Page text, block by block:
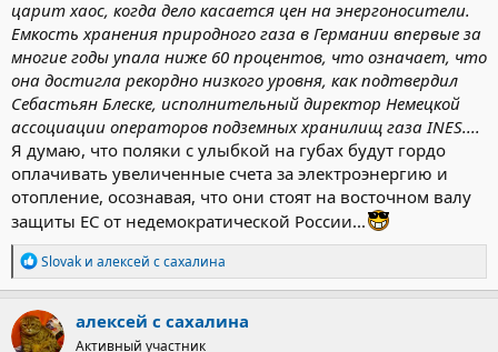
царит хаос, когда дело касается цен на энергоносители.
Емкость хранения природного газа в Германии впервые за
многие годы упала ниже 60 процентов, что означает, что
она достигла рекордно низкого уровня, как подтвердил
Себастьян Блеске, исполнительный директор Немецкой
ассоциации операторов подземных хранилищ газа INES....
Я думаю, что поляки с улыбкой на губах будут гордо
оплачивать увеличенные счета за электроэнергию и
отопление, осознавая, что они стоят на восточном валу
защиты ЕС от недемократической России...
Р
е
а
к
ц
и
Slovak и алексей с сахалина
алексей с сахалина
Активный участник